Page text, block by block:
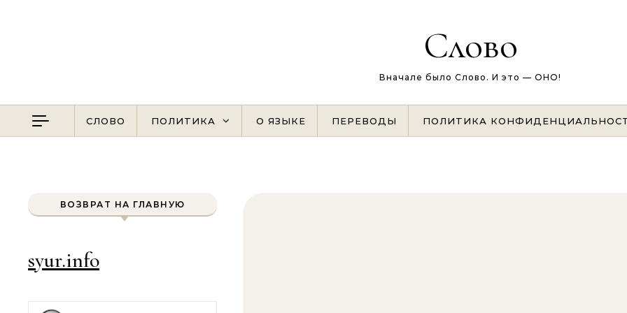
Слово
Вначале было Слово. И это — ОНО!
СЛОВО ПОЛИТИКА О ЯЗЫКЕ ПЕРЕВОДЫ ПОЛИТИКА
ВОЗВРАТ НА ГЛАВНУЮ
syur.info